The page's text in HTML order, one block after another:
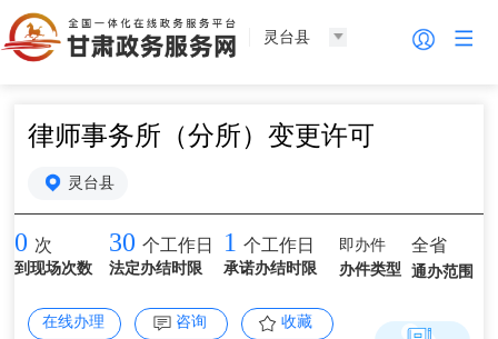
灵台县
律师事务所（分所）变更许可
灵台县
0 次
到现场次数
30 个工作日
法定办结时限
1 个工作日
承诺办结时限
即办件
办件类型
全省
通办范围
在线办理 咨询 收藏